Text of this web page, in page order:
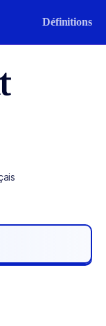
Définitions